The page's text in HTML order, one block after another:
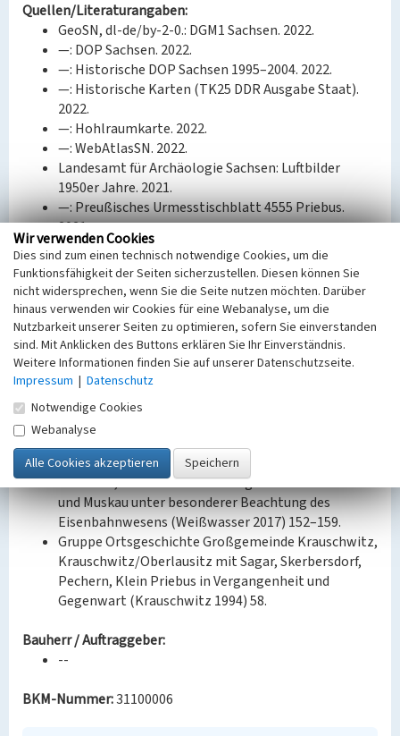
Quellen/Literaturangaben:
GeoSN, dl-de/by-2-0.: DGM1 Sachsen. 2022.
—: DOP Sachsen. 2022.
—: Historische DOP Sachsen 1995–2004. 2022.
—: Historische Karten (TK25 DDR Ausgabe Staat).
2022.
—: Hohlraumkarte. 2022.
—: WebAtlasSN. 2022.
Landesamt für Archäologie Sachsen: Luftbilder
1950er Jahre. 2021.
—: Preußisches Urmesstischblatt 4555 Priebus.
2021.
Messtischblatt 4555: Priebus, 1929. 2022. URL:
http://igrek.amzp.pl/TK25_4555 (abgerufen
20.01.2022).
Privatarchiv Freundeskreis Historica Bad Muskau:
Grube „Alice“. Plan der Anlagen, 1912.
Sächsische Landesbibliothek – Staats- und
Universitätsbibliothek / Deutsche Fotothek:
Messtischblatt 2623: Priebus, 1911. 2021.
—: Messtischblatt 4555: Priebus (Schlesien), 1940.
2022.
US Geological Survey: Declassified Satellite Imagery
3 (1978). 2013.
F. Tischer, Der Braunkohlenbergbau um Weißwasser
und Muskau unter besonderer Beachtung des
Eisenbahnwesens (Weißwasser 2017) 152–159.
Gruppe Ortsgeschichte Großgemeinde Krauschwitz,
Krauschwitz/Oberlausitz mit Sagar, Skerbersdorf,
Pechern, Klein Priebus in Vergangenheit und
Gegenwart (Krauschwitz 1994) 58.
Bauherr / Auftraggeber:
--
BKM-Nummer:31100006
Wir verwenden Cookies
Dies sind zum einen technisch notwendige Cookies, um die
Funktionsfähigkeit der Seiten sicherzustellen. Diesen können Sie
nicht widersprechen, wenn Sie die Seite nutzen möchten. Darüber
hinaus verwenden wir Cookies für eine Webanalyse, um die
Nutzbarkeit unserer Seiten zu optimieren, sofern Sie einverstanden
sind. Mit Anklicken des Buttons erklären Sie Ihr Einverständnis.
Weitere Informationen finden Sie auf unserer Datenschutzseite.
Impressum | Datenschutz
Notwendige Cookies
Webanalyse